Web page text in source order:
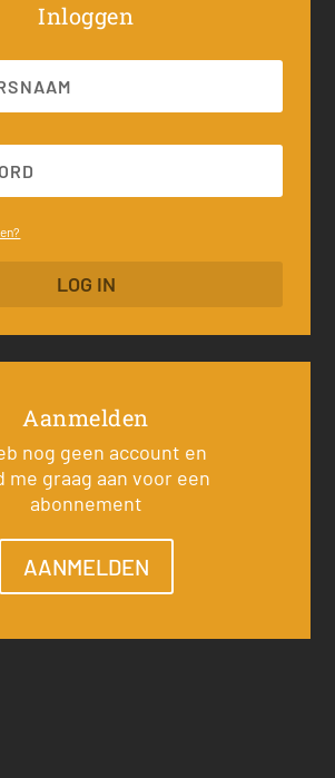
Inloggen
LOG IN
Aanmelden
nog geen account en
me graag aan voor een
abonnement
AANMELDEN